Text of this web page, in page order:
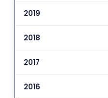
2019
2018
2017
2016